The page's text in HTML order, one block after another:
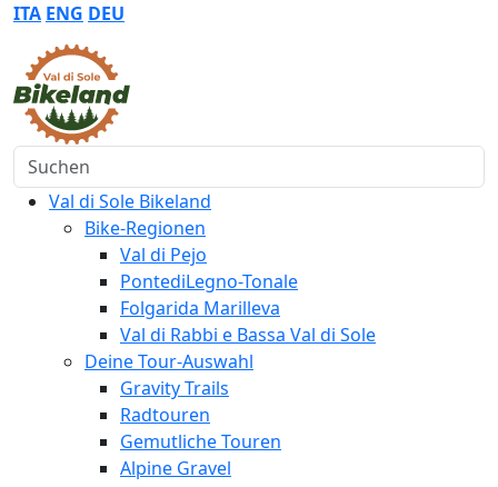
ITA ENG DEU
Suchen
Val di Sole Bikeland
Bike-Regionen
Val di Pejo
PontediLegno-Tonale
Folgarida Marilleva
Val di Rabbi e Bassa Val di Sole
Deine Tour-Auswahl
Gravity Trails
Radtouren
Gemutliche Touren
Alpine Gravel